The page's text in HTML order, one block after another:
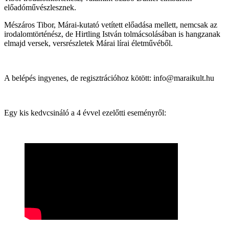
előadóművészlesznek.
Mészáros Tibor, Márai-kutató vetített előadása mellett, nemcsak az
irodalomtörténész, de Hirtling István tolmácsolásában is hangzanak
elmajd versek, versrészletek Márai lírai életművéből.
A belépés ingyenes, de regisztrációhoz kötött: info@maraikult.hu
Egy kis kedvcsináló a 4 évvel ezelőtti eseményről: